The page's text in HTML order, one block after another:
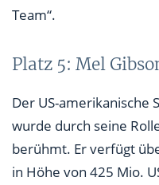
Team“.
Platz 5: Mel
Der US-amerikanische
wurde durch seine
berühmt. Er verfügt
in Höhe von 425 Mio.